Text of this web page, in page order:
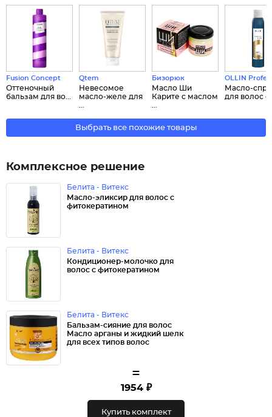
Fusion Concept
Оттеночный
бальзам для во...
Qtem
Невесомое
масло-желе для
Бизорюк
Масло Ши
Карите с маслом
OLLIN
Масло-
для волос
Выбрать все похожие товары
Комплексное решение
Белита - Витекс
Масло-эликсир для волос с
фитокератином
Белита - Витекс
Кондиционер-молочко для
волос с фитокератином
Белита - Витекс
Бальзам-сияние для волос
Масло арганы и жидкий шелк
для всех типов волос
=
1954 ₽
Купить комплект